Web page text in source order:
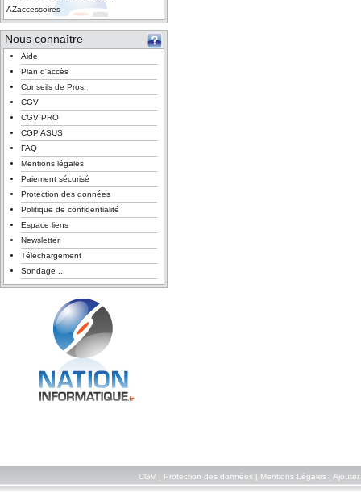
AZaccessoires
Nous connaître
Aide
Plan d'accès
Conseils de Pros.
CGV
CGV PRO
CGP ASUS
FAQ
Mentions légales
Paiement sécurisé
Protection des données
Politique de confidentialité
Espace liens
Newsletter
Téléchargement
Sondage ...
CGV Protection des données| Mentions Légales| Ajouter